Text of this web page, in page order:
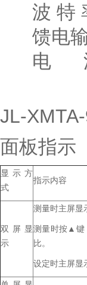
波 特
馈电输
电 源：
JL-
面板指示
显示方
式
指示内容
双屏显
示
测量时主屏显
测量时按▲键
比。
设定时主屏显